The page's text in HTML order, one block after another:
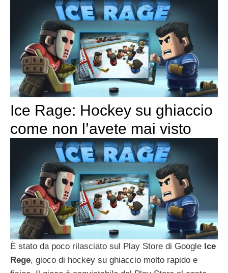
Ice Rage: Hockey su ghiaccio
come non l’avete mai visto
È stato da poco rilasciato sul Play Store di Google Ice
Rege, gioco di hockey su ghiaccio molto rapido e